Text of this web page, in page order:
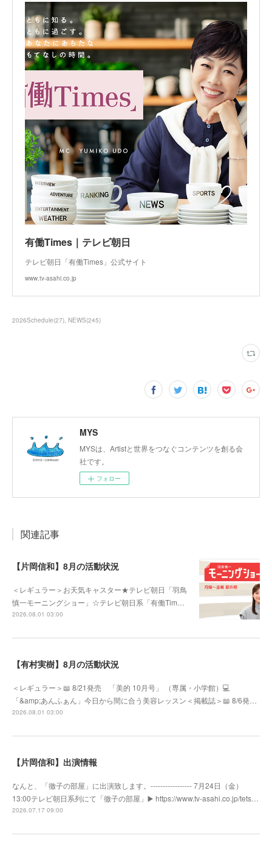
有働Times｜テレビ朝日
テレビ朝日「有働Times」公式サイト
www.tv-asahi.co.jp
2026Schedule(27) NEWS(245)
MYS
MYSは、Artistと世界をつなぐコンテンツを創る会
社です。
フォロー
関連記事
【片岡信和】8月の活動状況
＜レギュラー＞お天気キャスター★テレビ朝日「羽鳥
慎一モーニングショー」☆テレビ朝日系「有働Tim…
2026.08.01 03:00
【有村実樹】8月の活動状況
＜レギュラー＞📖 8/21発売 「美的 10月号」 （専属・小学館）💻
「&amp;あんふぁん」今日から間に合う美容レッスン＜掲載誌＞📖 8/6発…
2026.08.01 03:00
【片岡信和】出演情報
なんと、「徹子の部屋」に出演致します。----------------- 7月24日（金）
13:00テレビ朝日系列にて「徹子の部屋」▶️ https://www.tv-asahi.co.jp/tets…
2026.07.17 09:00